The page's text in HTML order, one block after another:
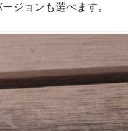
ジョンも選べます。